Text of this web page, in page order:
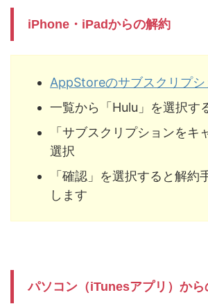
iPhone・iPadからの解約
AppStoreのサブスクリプシ
一覧から「Hulu」を選択す
「サブスクリプションをキ
選択
「確認」を選択すると解約
します
パソコン（iTunesアプリ）から